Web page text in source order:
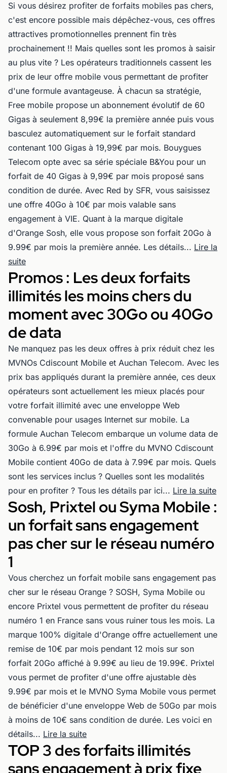
Si vous désirez profiter de forfaits mobiles pas chers,
c'est encore possible mais dépêchez-vous, ces offres
attractives promotionnelles prennent fin très
prochainement !! Mais quelles sont les promos à saisir
au plus vite ? Les opérateurs traditionnels cassent les
prix de leur offre mobile vous permettant de profiter
d'une formule avantageuse. À chacun sa stratégie,
Free mobile propose un abonnement évolutif de 60
Gigas à seulement 8,99€ la première année puis vous
basculez automatiquement sur le forfait standard
contenant 100 Gigas à 19,99€ par mois. Bouygues
Telecom opte avec sa série spéciale B&You pour un
forfait de 40 Gigas à 9,99€ par mois proposé sans
condition de durée. Avec Red by SFR, vous saisissez
une offre 40Go à 10€ par mois valable sans
engagement à VIE. Quant à la marque digitale
d'Orange Sosh, elle vous propose son forfait 20Go à
9.99€ par mois la première année. Les détails... Lire la
suite
Promos : Les deux forfaits
illimités les moins chers du
moment avec 30Go ou 40Go
de data
Ne manquez pas les deux offres à prix réduit chez les
MVNOs Cdiscount Mobile et Auchan Telecom. Avec les
prix bas appliqués durant la première année, ces deux
opérateurs sont actuellement les mieux placés pour
votre forfait illimité avec une enveloppe Web
convenable pour usages Internet sur mobile. La
formule Auchan Telecom embarque un volume data de
30Go à 6.99€ par mois et l'offre du MVNO Cdiscount
Mobile contient 40Go de data à 7.99€ par mois. Quels
sont les services inclus ? Quelles sont les modalités
pour en profiter ? Tous les détails par ici... Lire la suite
Sosh, Prixtel ou Syma Mobile :
un forfait sans engagement
pas cher sur le réseau numéro
1
Vous cherchez un forfait mobile sans engagement pas
cher sur le réseau Orange ? SOSH, Syma Mobile ou
encore Prixtel vous permettent de profiter du réseau
numéro 1 en France sans vous ruiner tous les mois. La
marque 100% digitale d'Orange offre actuellement une
remise de 10€ par mois pendant 12 mois sur son
forfait 20Go affiché à 9.99€ au lieu de 19.99€. Prixtel
vous permet de profiter d'une offre ajustable dès
9.99€ par mois et le MVNO Syma Mobile vous permet
de bénéficier d'une enveloppe Web de 50Go par mois
à moins de 10€ sans condition de durée. Les voici en
détails... Lire la suite
TOP 3 des forfaits illimités
sans engagement à prix fixe